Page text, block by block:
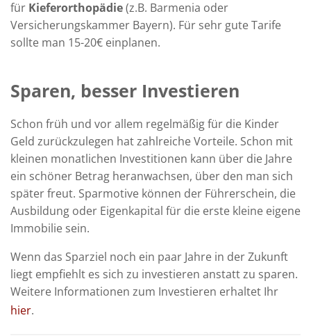
für Kieferorthopädie(z.B. Barmenia oder
Versicherungskammer Bayern). Für sehr gute Tarife
sollte man 15-20€ einplanen.
Sparen, besser Investieren
Schon früh und vor allem regelmäßig für die Kinder
Geld zurückzulegen hat zahlreiche Vorteile. Schon mit
kleinen monatlichen Investitionen kann über die Jahre
ein schöner Betrag heranwachsen, über den man sich
später freut. Sparmotive können der Führerschein, die
Ausbildung oder Eigenkapital für die erste kleine eigene
Immobilie sein.
Wenn das Sparziel noch ein paar Jahre in der Zukunft
liegt empfiehlt es sich zu investieren anstatt zu sparen.
Weitere Informationen zum Investieren erhaltet Ihr
hier.